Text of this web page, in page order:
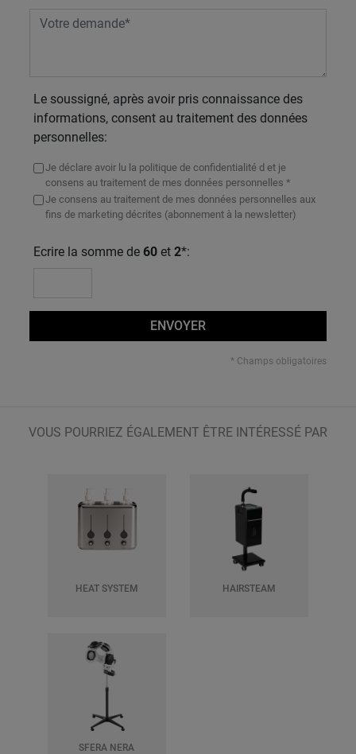
Le soussigné, après avoir pris connaissance des
informations, consent au traitement des données
personnelles:
Je déclare avoir lu la politique de confidentialité d et je
consens au traitement de mes données personnelles *
Je consens au traitement de mes données personnelles aux
fins de marketing décrites (abonnement à la newsletter)
Ecrire la somme de 60 et2*:
ENVOYER
* Champs obligatoires
VOUS POURRIEZ ÉGALEMENT ÊTRE INTÉRESSÉ PAR
HEAT SYSTEM HAIRSTEAM
SFERA NERA